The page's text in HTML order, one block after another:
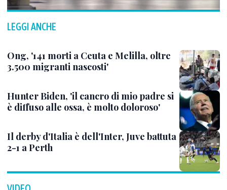
LEGGI ANCHE
Ong, '141 morti a Ceuta e Melilla, oltre
3.500 migranti nascosti'
Hunter Biden, 'il cancro di mio padre si
è diffuso alle ossa, è molto doloroso'
Il derby d'Italia è dell'Inter, Juve battuta
2-1 a Perth